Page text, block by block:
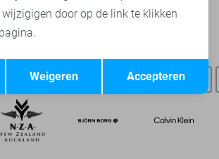
PME legend Korte broek
70,00
State of Art vesten State of Art polo`s
Opslaan
door op de link te klikken
Accepteren
Weigeren